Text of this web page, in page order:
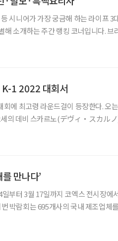
시니어가 가장 궁금해 하는 라이프 3
해 소개하는 주간 랭킹 코너입니다. 브
1 2022 대회서
에 최고령 라운드걸이 등장한다. 오
의 데비 스카르노(デヴィ・スカル
만나다’
부터 3월 17일까지 코엑스 전시장에
박람회는 695개사의 국내 제조업체